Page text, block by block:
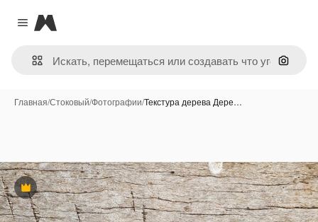
Close menu
Magnific
Поиск
Главная/Стоковый/Фотографии/Текстура дерева Дере…
Премиум